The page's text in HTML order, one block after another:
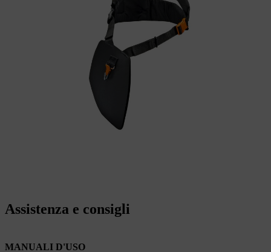
Assistenza e consigli
MANUALI D'USO